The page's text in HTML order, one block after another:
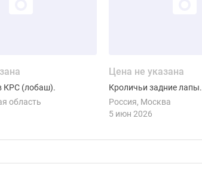
КРС (лобаш).
область
Цена не указана
Кроличьи задние лапы.
Россия Москва
5 июн 2026
Смотреть объявление